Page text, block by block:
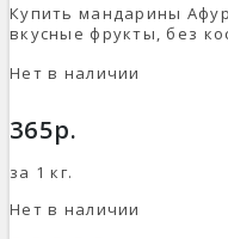
Купить мандарины
вкусные фрукты, без
Нет в наличии
365р.
за 1 кг.
Нет в наличии